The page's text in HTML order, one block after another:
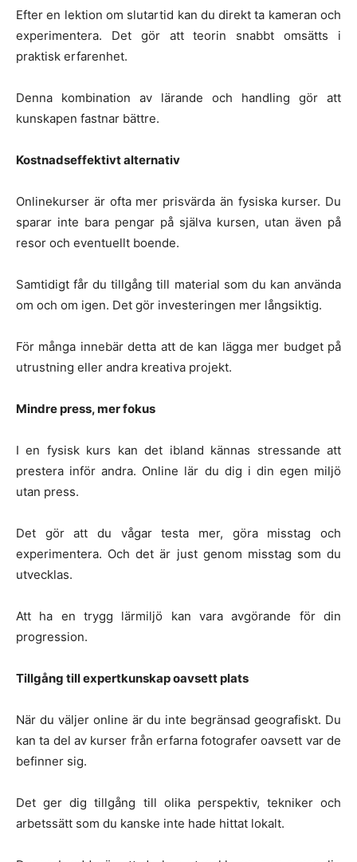
Efter en lektion om slutartid kan du direkt ta kameran och
experimentera. Det gör att teorin snabbt omsätts i
praktisk erfarenhet.
Denna kombination av lärande och handling gör att
kunskapen fastnar bättre.
Kostnadseffektivt alternativ
Onlinekurser är ofta mer prisvärda än fysiska kurser. Du
sparar inte bara pengar på själva kursen, utan även på
resor och eventuellt boende.
Samtidigt får du tillgång till material som du kan använda
om och om igen. Det gör investeringen mer långsiktig.
För många innebär detta att de kan lägga mer budget på
utrustning eller andra kreativa projekt.
Mindre press, mer fokus
I en fysisk kurs kan det ibland kännas stressande att
prestera inför andra. Online lär du dig i din egen miljö
utan press.
Det gör att du vågar testa mer, göra misstag och
experimentera. Och det är just genom misstag som du
utvecklas.
Att ha en trygg lärmiljö kan vara avgörande för din
progression.
Tillgång till expertkunskap oavsett plats
När du väljer online är du inte begränsad geografiskt. Du
kan ta del av kurser från erfarna fotografer oavsett var de
befinner sig.
Det ger dig tillgång till olika perspektiv, tekniker och
arbetssätt som du kanske inte hade hittat lokalt.